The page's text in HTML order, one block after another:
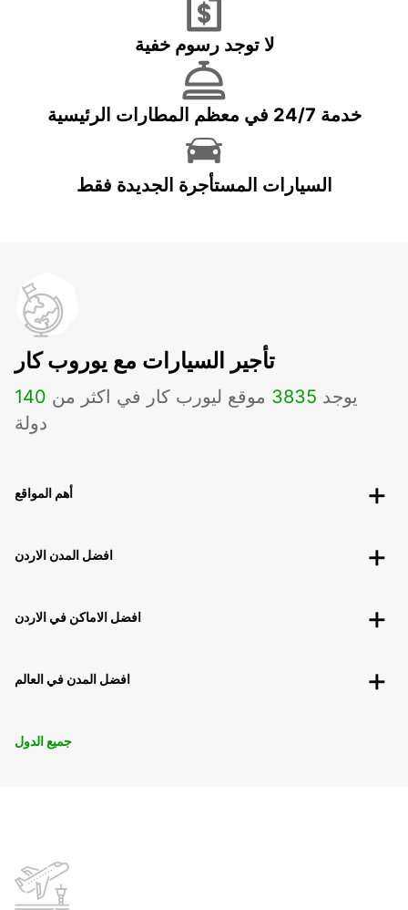
لا توجد رسوم خفية
خدمة 24/7 في معظم المطارات الرئيسية
السيارات المستأجرة الجديدة فقط
تأجير السيارات مع يوروب كار
يوجد 3835 موقع ليورب كار في اكثر من 140
دولة
أهم المواقع
افضل المدن الاردن
افضل الاماكن في الاردن
افضل المدن في العالم
جميع الدول